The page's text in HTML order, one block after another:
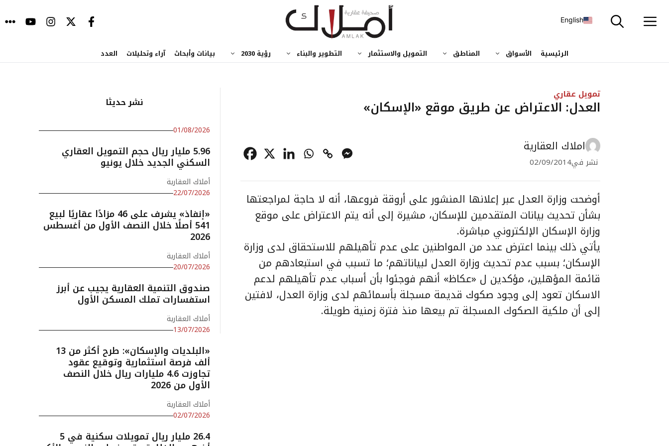
إلى
English
الرئيسية الأسواق المناطق التمويل والاستثمار التطوير والبناء رؤية 2030 بيانات وأبحاث آراء وتحليلات العدد
تمويل عقاري
العدل: الاعتراض عن طريق موقع «الإسكان»
املاك العقارية
نشر في02/09/2014
أوضحت وزارة العدل عبر إعلانها المنشور على أروقة فروعها، أنه لا حاجة لمراجعتها
بشأن تحديث بيانات المتقدمين للإسكان، مشيرة إلى أنه يتم الاعتراض على موقع
وزارة الإسكان الإلكتروني مباشرة.
يأتي ذلك بينما اعترض عدد من المواطنين على عدم تأهيلهم للاستحقاق لدى وزارة
الإسكان؛ بسبب عدم تحديث وزارة العدل لبياناتهم؛ ما تسبب في استبعادهم من
قائمة المؤهلين، مؤكدين ل «عكاظ» أنهم فوجئوا بأن أسباب عدم تأهيلهم لدعم
الاسكان تعود إلى وجود صكوك قديمة مسجلة بأسمائهم لدى وزارة العدل، لافتين
إلى أن ملكية الصكوك المسجلة تم بيعها منذ فترة زمنية طويلة.
نشر حديثا
01/08/2026
5.96 مليار ريال حجم التمويل العقاري
السكني الجديد خلال يونيو
أملاك العقارية
22/07/2026
«إنفاذ» يشرف على 46 مزادًا عقاريًا لبيع
541 أصلًا خلال النصف الأول من أغسطس
2026
أملاك العقارية
20/07/2026
صندوق التنمية العقارية يجيب عن أبرز
استفسارات تملك المسكن الأول
أملاك العقارية
13/07/2026
«البلديات والإسكان»: طرح أكثر من 13
ألف فرصة استثمارية وتوقيع عقود
تجاوزت 4.6 مليارات ريال خلال النصف
الأول من 2026
أملاك العقارية
02/07/2026
26.4 مليار ريال تمويلات سكنية في 5